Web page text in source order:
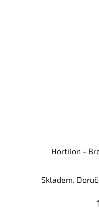
Hortilon -
Skladem.